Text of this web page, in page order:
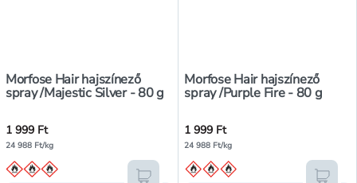
Morfose Hair hajszínező
spray /Majestic Silver - 80 g
1 999 Ft
24 988 Ft/kg
Morfose Hair hajszínező
spray /Purple Fire - 80 g
1 999 Ft
24 988 Ft/kg